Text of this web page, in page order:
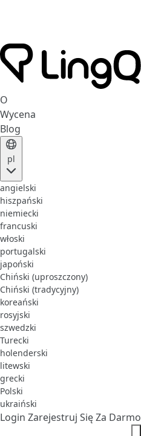
O
Wycena
Blog
pl
angielski
hiszpański
niemiecki
francuski
włoski
portugalski
japoński
Chiński (uproszczony)
Chiński (tradycyjny)
koreański
rosyjski
szwedzki
Turecki
holenderski
litewski
grecki
Polski
ukraiński
Login Zarejestruj Się Za Darmo